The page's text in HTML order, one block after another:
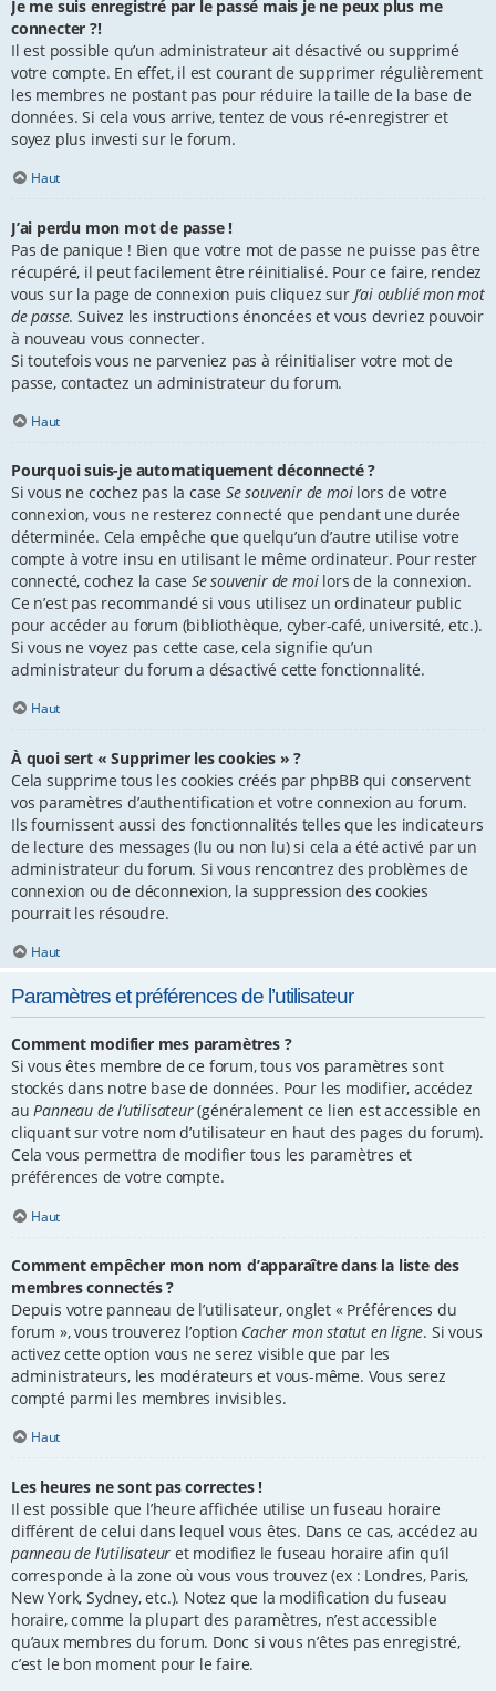
Je me suis enregistré par le passé mais je ne peux plus me
connecter ?!
Il est possible qu’un administrateur ait désactivé ou supprimé
votre compte. En effet, il est courant de supprimer régulièrement
les membres ne postant pas pour réduire la taille de la base de
données. Si cela vous arrive, tentez de vous ré-enregistrer et
soyez plus investi sur le forum.
Haut
J’ai perdu mon mot de passe !
Pas de panique ! Bien que votre mot de passe ne puisse pas être
récupéré, il peut facilement être réinitialisé. Pour ce faire, rendez
vous sur la page de connexion puis cliquez sur J’ai oublié mon mot
de passe. Suivez les instructions énoncées et vous devriez pouvoir
à nouveau vous connecter.
Si toutefois vous ne parveniez pas à réinitialiser votre mot de
passe, contactez un administrateur du forum.
Haut
Pourquoi suis-je automatiquement déconnecté ?
Si vous ne cochez pas la case Se souvenir de moilors de votre
connexion, vous ne resterez connecté que pendant une durée
déterminée. Cela empêche que quelqu’un d’autre utilise votre
compte à votre insu en utilisant le même ordinateur. Pour rester
connecté, cochez la caseSe souvenir de moilors de la connexion.
Ce n’est pas recommandé si vous utilisez un ordinateur public
pour accéder au forum (bibliothèque, cyber-café, université, etc.).
Si vous ne voyez pas cette case, cela signifie qu’un
administrateur du forum a désactivé cette fonctionnalité.
Haut
À quoi sert « Supprimer les cookies » ?
Cela supprime tous les cookies créés par phpBB qui conservent
vos paramètres d’authentification et votre connexion au forum.
Ils fournissent aussi des fonctionnalités telles que les indicateurs
de lecture des messages (lu ou non lu) si cela a été activé par un
administrateur du forum. Si vous rencontrez des problèmes de
connexion ou de déconnexion, la suppression des cookies
pourrait les résoudre.
Haut
Paramètres et préférences de l’utilisateur
Comment modifier mes paramètres ?
Si vous êtes membre de ce forum, tous vos paramètres sont
stockés dans notre base de données. Pour les modifier, accédez
auPanneau de l’utilisateur(généralement ce lien est accessible en
cliquant sur votre nom d’utilisateur en haut des pages du forum).
Cela vous permettra de modifier tous les paramètres et
préférences de votre compte.
Haut
Comment empêcher mon nom d’apparaître dans la liste des
membres connectés ?
Depuis votre panneau de l’utilisateur, onglet « Préférences du
forum », vous trouverez l’option Cacher mon statut en ligne. Si vous
activez cette option vous ne serez visible que par les
administrateurs, les modérateurs et vous-même. Vous serez
compté parmi les membres invisibles.
Haut
Les heures ne sont pas correctes !
Il est possible que l’heure affichée utilise un fuseau horaire
différent de celui dans lequel vous êtes. Dans ce cas, accédez au
panneau de l’utilisateur et modifiez le fuseau horaire afin qu’il
corresponde à la zone où vous vous trouvez (ex : Londres, Paris,
New York, Sydney, etc.). Notez que la modification du fuseau
horaire, comme la plupart des paramètres, n’est accessible
qu’aux membres du forum. Donc si vous n’êtes pas enregistré,
c’est le bon moment pour le faire.